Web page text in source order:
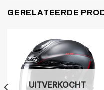
GERELATEERDE
UITVERKOCHT